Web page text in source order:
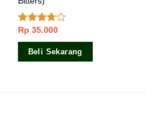
Dinilai
3.50dari
Rp 35.000
Beli Sekarang